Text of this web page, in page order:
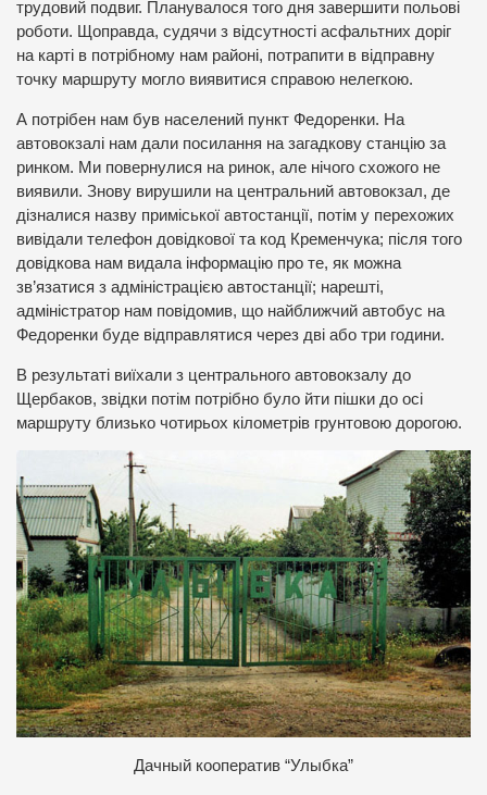
трудовий подвиг. Планувалося того дня завершити польові
роботи. Щоправда, судячи з відсутності асфальтних доріг
на карті в потрібному нам районі, потрапити в відправну
точку маршруту могло виявитися справою нелегкою.
А потрібен нам був населений пункт Федоренки. На
автовокзалі нам дали посилання на загадкову станцію за
ринком. Ми повернулися на ринок, але нічого схожого не
виявили. Знову вирушили на центральний автовокзал, де
дізналися назву приміської автостанції, потім у перехожих
вивідали телефон довідкової та код Кременчука; після того
довідкова нам видала інформацію про те, як можна
зв’язатися з адміністрацією автостанції; нарешті,
адміністратор нам повідомив, що найближчий автобус на
Федоренки буде відправлятися через дві або три години.
В результаті виїхали з центрального автовокзалу до
Щербаков, звідки потім потрібно було йти пішки до осі
маршруту близько чотирьох кілометрів грунтовою дорогою.
Дачный кооператив “Улыбка”